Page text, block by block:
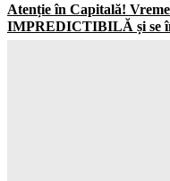
Atenție în Capitală!
IMPREDICTIBILĂ și se